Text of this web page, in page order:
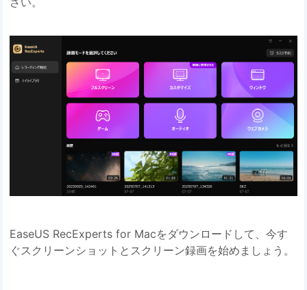
EaseUS RecExperts for Macをダウンロードして、今す
ぐスクリーンショットとスクリーン録画を始めましょう。